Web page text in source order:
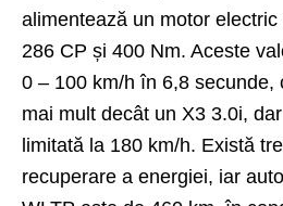
alimentează un motor
286 CP și 400 Nm. Aceste
0 – 100 km/h în 6,8 secunde,
mai mult decât un X3 3.0i,
limitată la 180 km/h. Există
recuperare a energiei, iar